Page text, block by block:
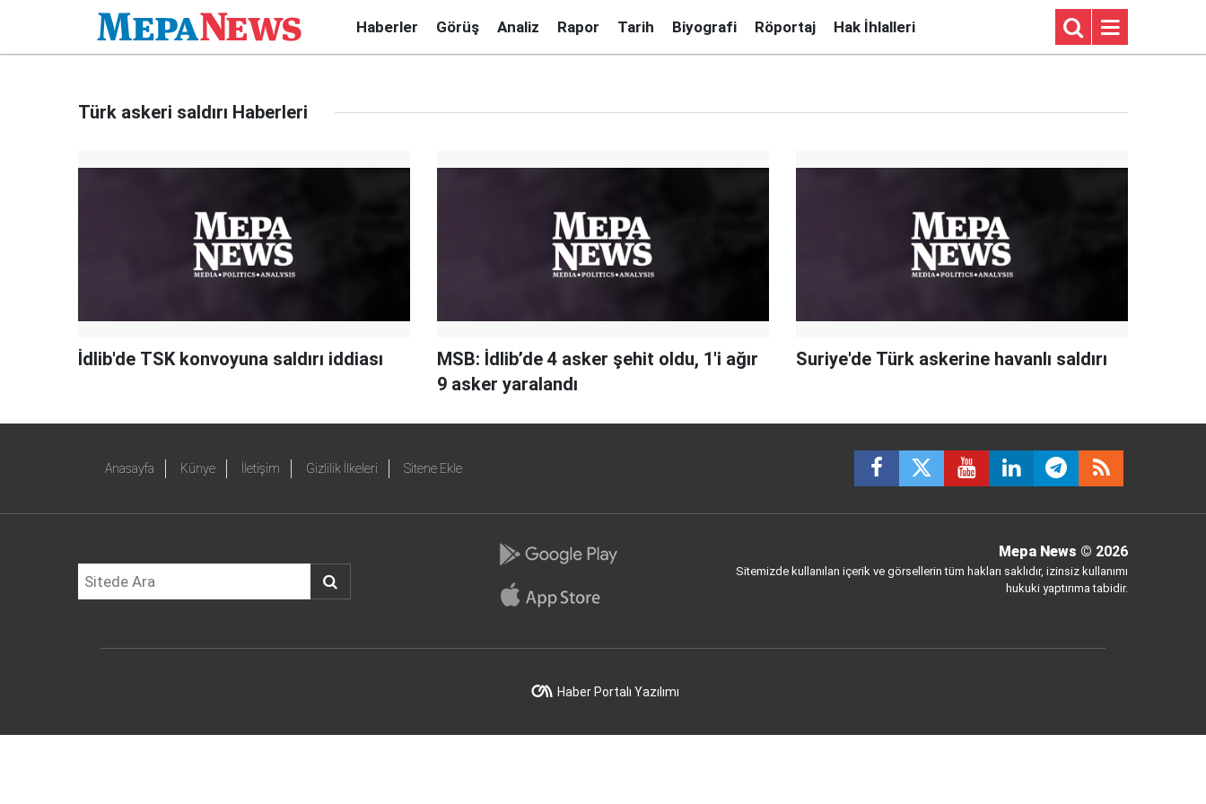
Haberler Görüş Analiz Rapor Tarih Biyografi Röportaj Hak İhlalleri
Türk askeri saldırı Haberleri
İdlib'de TSK konvoyuna saldırı iddiası
MSB: İdlib’de 4 asker şehit oldu, 1'i ağır
9 asker yaralandı
Suriye'de Türk askerine havanlı saldırı
Anasayfa Künye İletişim Gizlilik İlkeleri Sitene Ekle
Mepa News © 2026
Sitemizde kullanılan içerik ve görsellerin tüm hakları saklıdır, izinsiz kullanımı
hukuki yaptırıma tabidir.
Haber Portalı Yazılımı